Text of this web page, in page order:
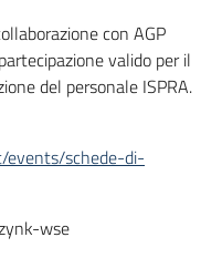
con AGP
valido per il
del personale ISPRA.
events/schede-di-
wse